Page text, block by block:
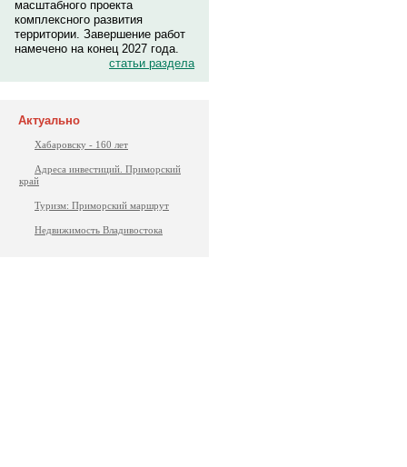
масштабного проекта
комплексного развития
территории. Завершение работ
намечено на конец 2027 года.
статьи раздела
Актуально
Хабаровску - 160 лет
Адреса инвестиций. Приморский
край
Туризм: Приморский маршрут
Недвижимость Владивостока